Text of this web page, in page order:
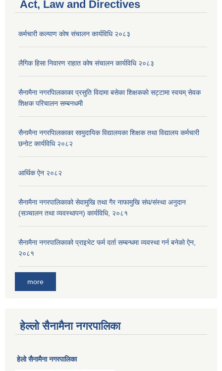
Act, Law and Directives
कर्मचारी कल्याण काेष संचालन कार्यविधि २०८३
लैगिक हिसा निवारण राहात कोष संचालन कार्यविधि २०८३
सैनामैना नगरपािलकाका प्रसुति विदामा बसेका शिक्षककाे सट्टामा स्वयम् सेवक
शिक्षक परिचालन सम्बनधमी
सैनामैना नगरपािलकाका सामुदायिक विद्यालयका शिक्षक तथा विद्यालय कर्मचारी
छनाेट कार्यविधि २०८२
आर्थिक ऐन २०८२
सैनामैना नगरपालिकाको सेवामुखि तथा गैर नाफामुखि संघ/संस्था अनुदान
(सञ्चालन तथा व्यवस्थापन) कार्यविधि, २०८१
सैनामैना नगरपालिकाको प्राइभेट फर्म दर्ता सम्बन्धमा व्यवस्था गर्न बनेको ऐन,
२०८१
more
हेल्लो सैनामैना नगरपालिका
हेलाे सैनामैना नगरपालिका